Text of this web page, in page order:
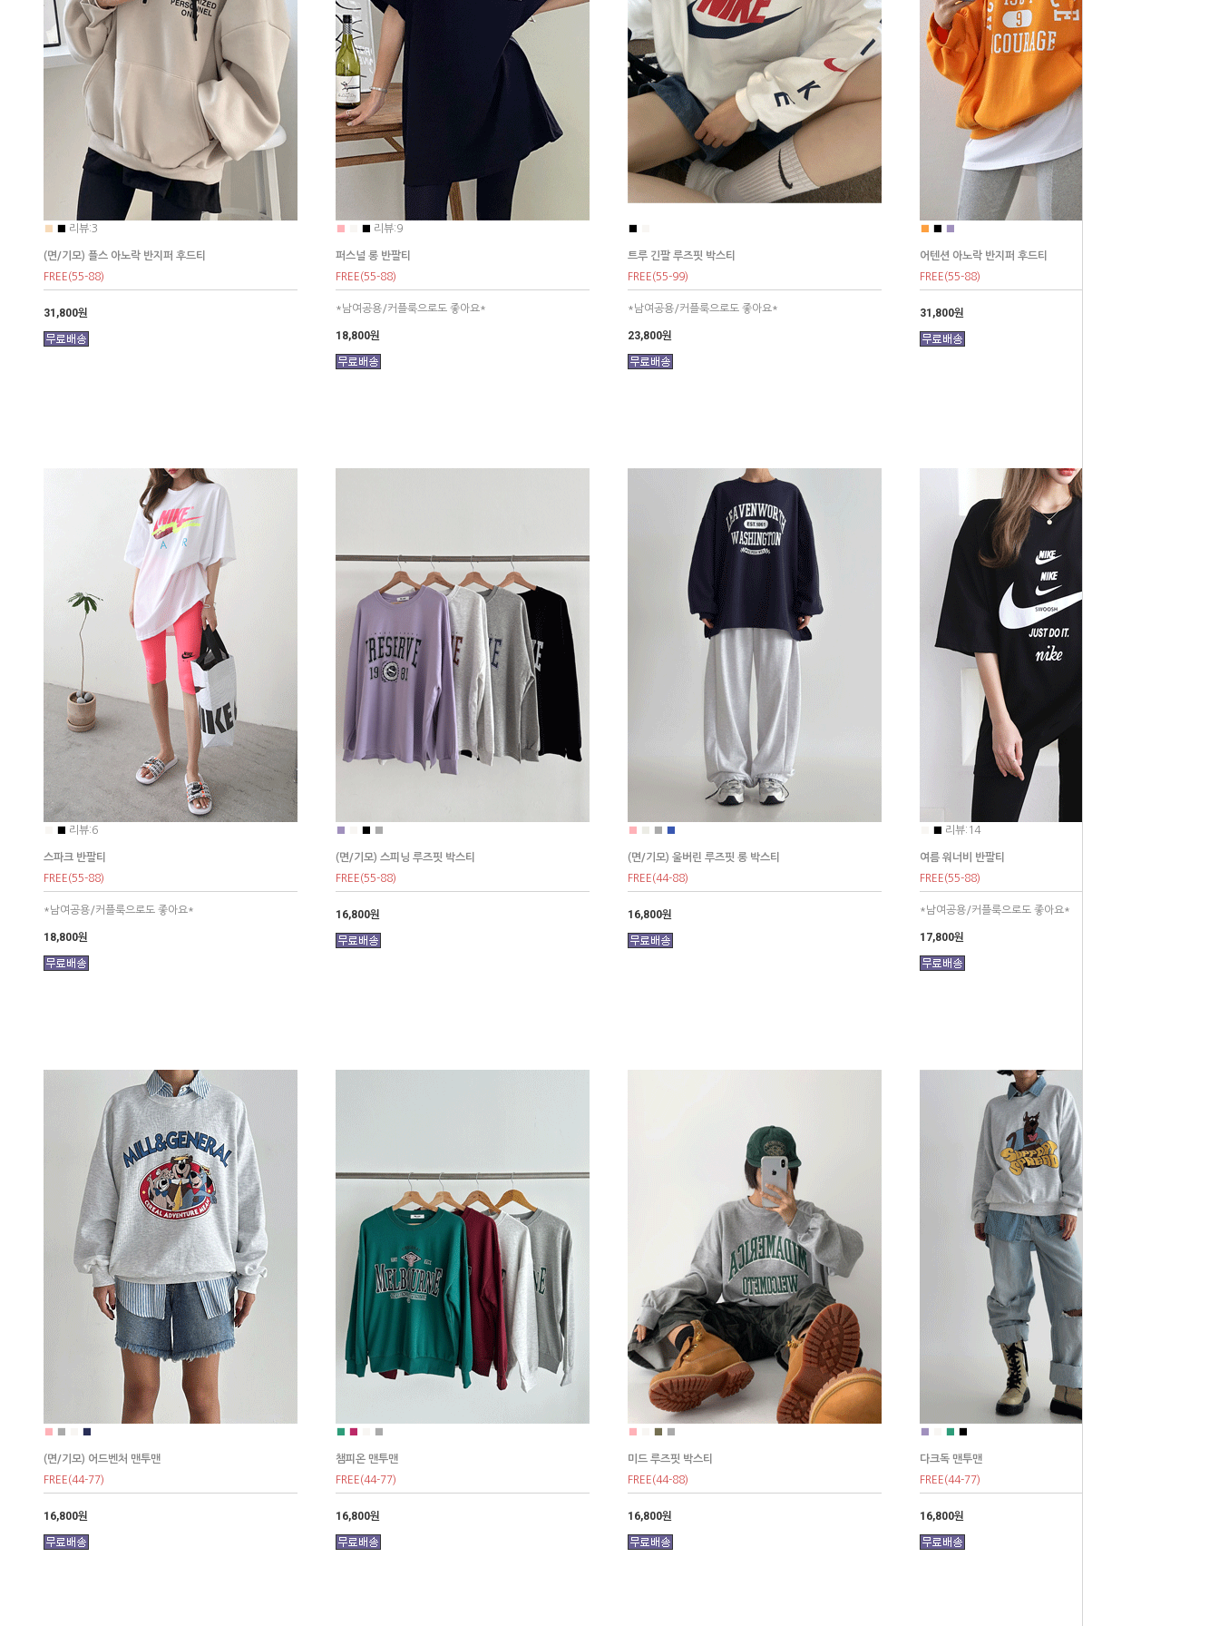
■ ■ 리뷰:3
(면/기모) 플스 아노락 반지퍼 후드티
FREE(55-88)
31,800원
■ ■ 리뷰:9
퍼스널 롱 반팔티
FREE(55-88)
*남여공용/커플룩으로도 좋아요*
18,800원
■
트루 긴팔 루즈핏 박스티
FREE(55-99)
*남여공용/커플룩으로도 좋아요*
23,800원
■ ■ ■
어텐션 아노락 반지퍼 후드티
FREE(55-88)
31,800원
■ 리뷰:6
스파크 반팔티
FREE(55-88)
*남여공용/커플룩으로도 좋아요*
18,800원
■ ■ ■
(면/기모) 스피닝 루즈핏 박스티
FREE(55-88)
16,800원
■ ■ ■
(면/기모) 울버린 루즈핏 롱 박스티
FREE(44-88)
16,800원
■ 리뷰:14
여름 워너비 반팔티
FREE(55-88)
*남여공용/커플룩으로도 좋아요*
17,800원
■ ■ ■
(면/기모) 어드벤처 맨투맨
FREE(44-77)
16,800원
■ ■ ■
챔피온 맨투맨
FREE(44-77)
16,800원
■ ■ ■
미드 루즈핏 박스티
FREE(44-88)
16,800원
■ ■ ■
다크독 맨투맨
FREE(44-77)
16,800원